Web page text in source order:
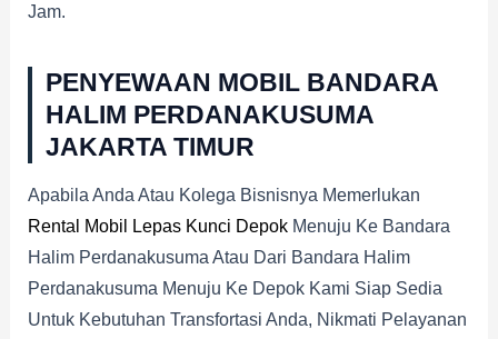
Jam.
PENYEWAAN MOBIL BANDARA
HALIM PERDANAKUSUMA
JAKARTA TIMUR
Apabila Anda Atau Kolega Bisnisnya Memerlukan
Rental Mobil Lepas Kunci Depok Menuju Ke Bandara
Halim Perdanakusuma Atau Dari Bandara Halim
Perdanakusuma Menuju Ke Depok Kami Siap Sedia
Untuk Kebutuhan Transfortasi Anda, Nikmati Pelayanan